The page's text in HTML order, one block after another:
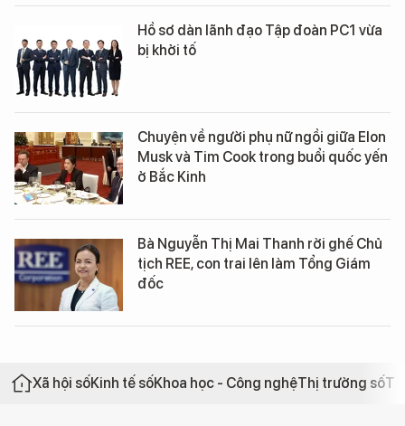
Hồ sơ dàn lãnh đạo Tập đoàn PC1 vừa
bị khởi tố
Chuyện về người phụ nữ ngồi giữa Elon
Musk và Tim Cook trong buổi quốc yến
ở Bắc Kinh
Bà Nguyễn Thị Mai Thanh rời ghế Chủ
tịch REE, con trai lên làm Tổng Giám
đốc
Xã hội sốKinh tế sốKhoa học - Công nghệThị trường số